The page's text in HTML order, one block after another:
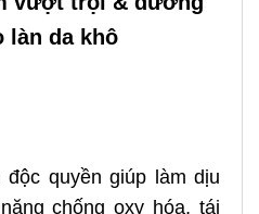
làn da khô
độc quyền giúp làm dịu
chống oxy hóa, tái